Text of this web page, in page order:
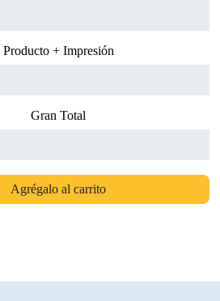
Producto + Impresión
Gran Total
Agrégalo al carrito